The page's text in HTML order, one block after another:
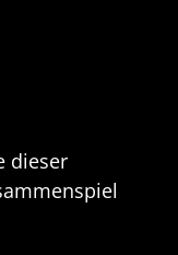
dieser